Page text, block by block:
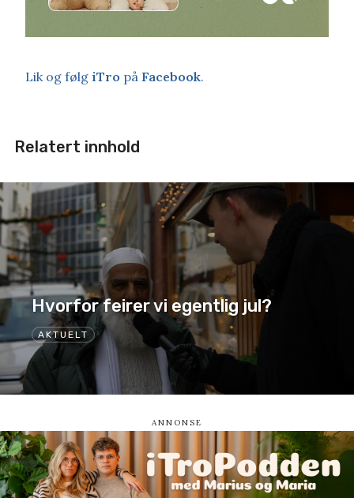
Lik og følg iTro på Facebook.
Relatert innhold
AKTUELT
Hvorfor feirer vi egentlig jul?